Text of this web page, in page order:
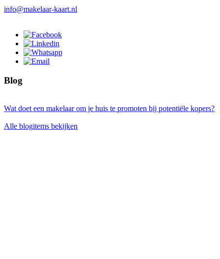
info@makelaar-kaart.nl
Blog
Wat doet een makelaar om je huis te promoten bij potentiële kopers?
Alle blogitems bekijken